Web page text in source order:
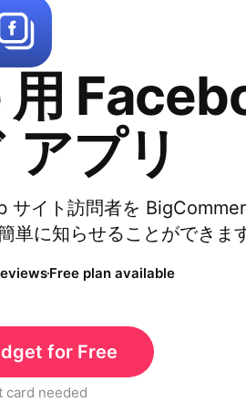
アプリ
サイト訪問者を
単に知らせることができます
Free plan available
for Free
card needed